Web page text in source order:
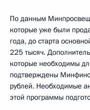
По данным
которые уже были
года, до старта
225 тысяч.
которые необходимы
подтверждены
рублей. Необходимые
этой программы